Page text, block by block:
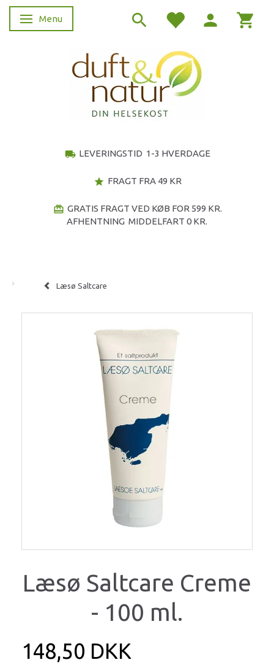
Skifte navigation
Menu
local_shipping LEVERINGSTID 1-3 HVERDAGE
star FRAGT FRA 49 KR
redeem GRATIS FRAGT VED KØB FOR 599 KR.
AFHENTNING MIDDELFART 0 KR.
Læsø Saltcare
Læsø Saltcare Creme
- 100 ml.
148,50 DKK